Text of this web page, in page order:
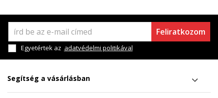
Feliratkozom
Egyetértek az adatvédelmi politikával
Segítség a vásárlásban